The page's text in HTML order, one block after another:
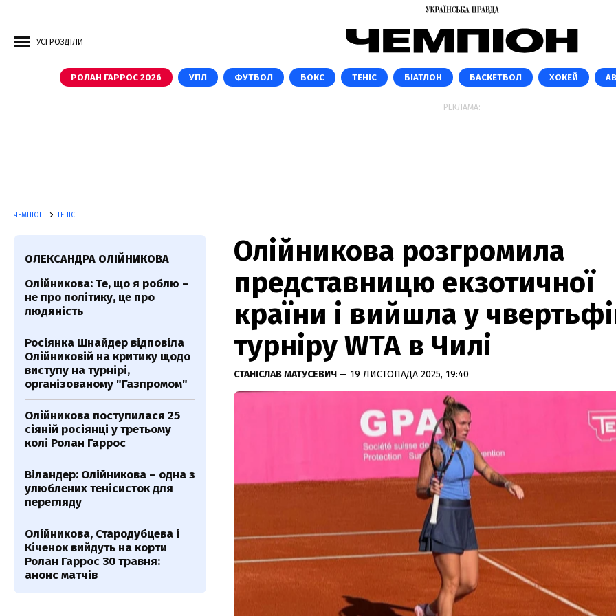
УСІ РОЗДІЛИ
РОЛАН ГАРРОС 2026 УПЛ ФУТБОЛ БОКС ТЕНІС БІАТЛОН БАСКЕТБОЛ ХОКЕЙ
РЕКЛАМА:
ЧЕМПІОН ТЕНІС
Олійникова розгромила
представницю екзотичної
країни і вийшла у
турніру WTA в Чилі
СТАНІСЛАВ МАТУСЕВИЧ — 19 ЛИСТОПАДА 2025, 19:40
ОЛЕКСАНДРА ОЛІЙНИКОВА
Олійникова: Те, що я роблю –
не про політику, це про
людяність
Росіянка Шнайдер відповіла
Олійниковій на критику щодо
виступу на турнірі,
організованому "Газпромом"
Олійникова поступилася 25
сіяній росіянці у третьому
колі Ролан Гаррос
Віландер: Олійникова – одна з
улюблених тенісисток для
перегляду
Олійникова, Стародубцева і
Кіченок вийдуть на корти
Ролан Гаррос 30 травня:
анонс матчів